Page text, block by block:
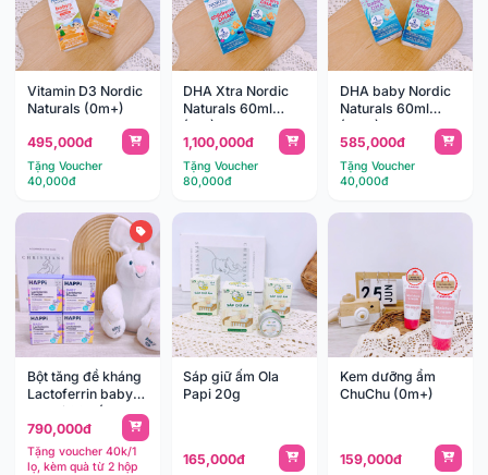
Vitamin D3 Nordic
Naturals (0m+)
495,000đ
Tặng Voucher
40,000đ
DHA Xtra Nordic
Naturals 60ml
(1y+)
1,100,000đ
Tặng Voucher
80,000đ
DHA baby Nordic
Naturals 60ml
(0m+)
585,000đ
Tặng Voucher
40,000đ
Bột tăng đề kháng
Lactoferrin baby
Happi 28g (1-
36m)
790,000đ
Tặng voucher 40k/1
lọ, kèm quà từ 2 hộp
Sáp giữ ấm Ola
Papi 20g
165,000đ
Kem dưỡng ẩm
ChuChu (0m+)
159,000đ